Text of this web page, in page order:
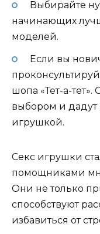
Выбирайте
начинающих
моделей.
Если вы
шопа «Тет-а-
выбором и дадут
игрушкой.
Секс игрушки
помощниками
Они не только
способствуют
избавиться от